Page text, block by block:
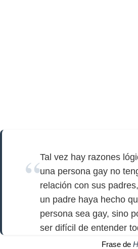
Tal vez hay razones
una persona gay no
relación con sus
un padre haya hecho
persona sea gay, sino
ser difícil de entender
Frase de